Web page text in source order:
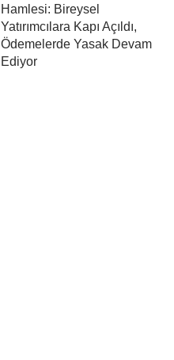
Hamlesi: Bireysel
Yatırımcılara Kapı Açıldı,
Ödemelerde Yasak Devam
Ediyor